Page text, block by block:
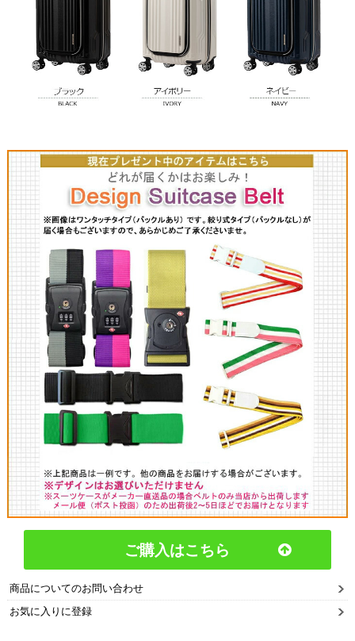
ご購入はこちら
商品についてのお問い合わせ
お気に入りに登録